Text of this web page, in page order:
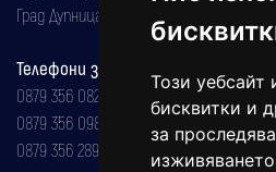
Този уебсайт
бисквитки и
за
Град Дупница, ул.''Христо Ботев" 43
Телефони за реклама и абонаменти
0879 356 082
0879 356 098
0879 356 289